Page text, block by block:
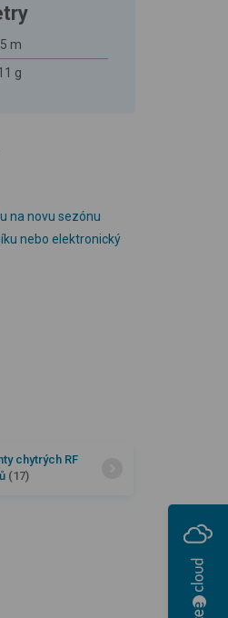
m
g
na novu sezónu
nebo elektronický
chytrých RF
(17)